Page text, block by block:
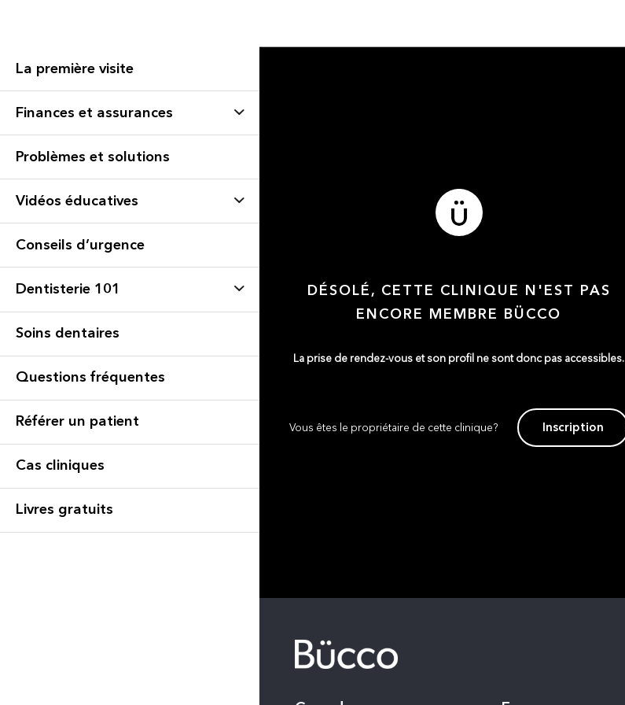
La première visite
Finances et assurances
Problèmes et solutions
Vidéos éducatives
Conseils d’urgence
Dentisterie 101
Soins dentaires
Questions fréquentes
Référer un patient
Cas cliniques
Livres gratuits
DÉSOLÉ, CETTE CLINIQUE N'EST PAS
ENCORE MEMBRE BÜCCO
La prise de rendez-vous et son profil ne sont donc pas accessibles.
Vous êtes le propriétaire de cette clinique? Inscription